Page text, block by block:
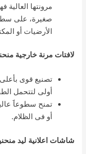
مرونتها
صغيرة، على
الأرضيات أو
لافتات مرنة خارجية
تصنيع قوى
أولى لتتحمل
تمنح سطوعاََ
أو فى الظلام.
شاشات اعلانية ليد